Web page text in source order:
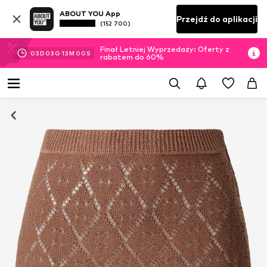
ABOUT YOU App
(152 700) Przejdź do aplikacji
03D 03 G 12M 59S
Finał Letniej Wyprzedaży: Oferty z
rabatem do 60%